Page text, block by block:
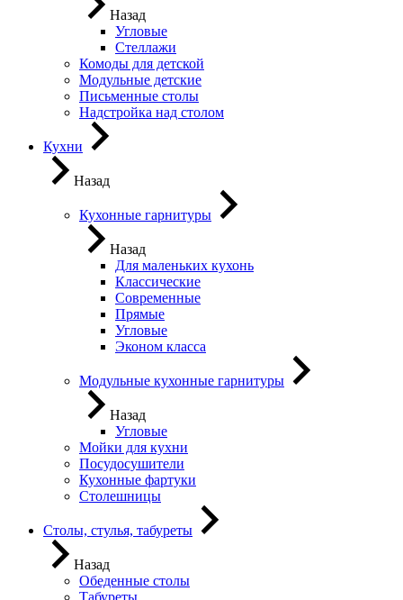
Назад
Угловые
Стеллажи
Комоды для детской
Модульные детские
Письменные столы
Надстройка над столом
Кухни
Назад
Кухонные гарнитуры
Назад
Для маленьких кухонь
Классические
Современные
Прямые
Угловые
Эконом класса
Модульные кухонные гарнитуры
Назад
Угловые
Мойки для кухни
Посудосушители
Кухонные фартуки
Столешницы
Столы, стулья, табуреты
Назад
Обеденные столы
Табуреты